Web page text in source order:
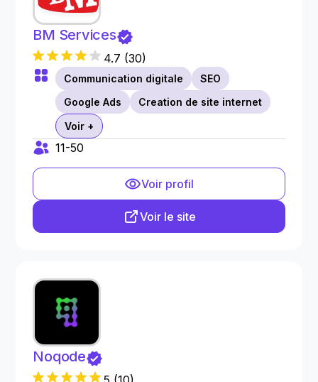
BM Services
4.7 (30)
Communication digitale
SEO
Google Ads
Creation de site internet
Voir +
11-50
Voir profil
Voir le site
Noqode